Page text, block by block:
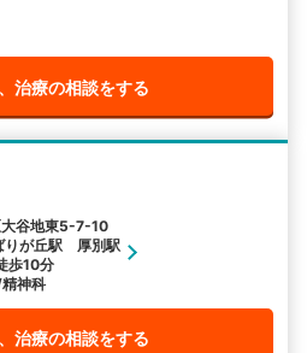
治療の相談をする
大谷地東5-7-10
りが丘駅 厚別駅
歩10分
神科
治療の相談をする